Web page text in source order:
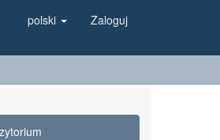
polski Zaloguj